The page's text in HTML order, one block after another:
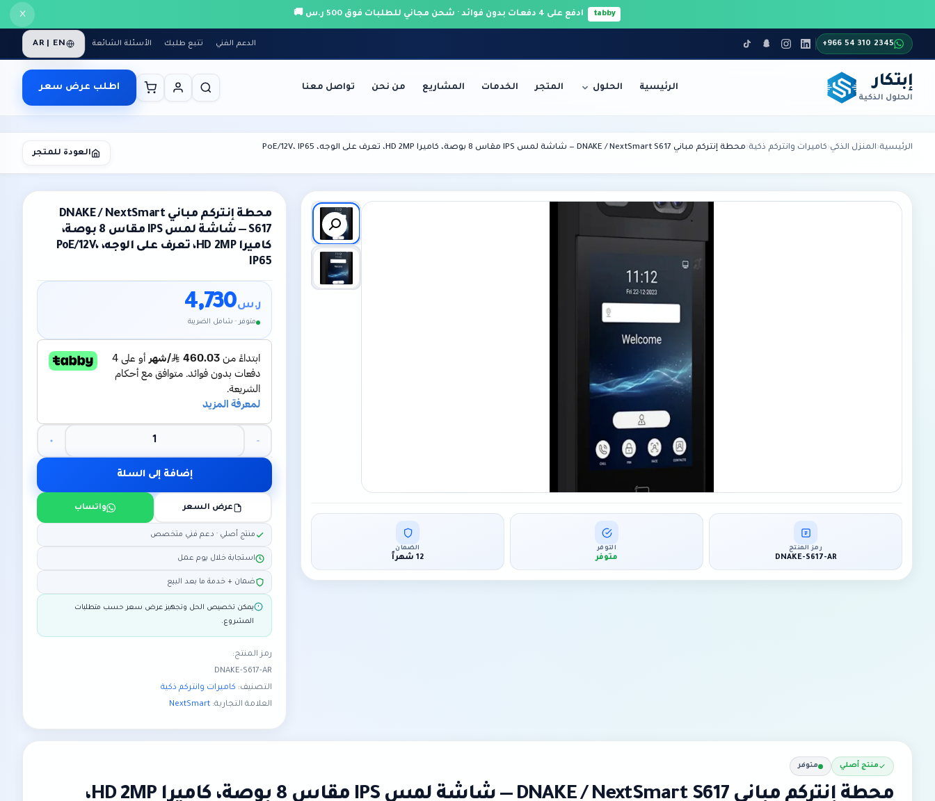
tabby ادفع على 4 دفعات بدون فوائد · شحن مجاني للطلبات فوق 500 ر.س 🚚 ×
+966 54 310 2345 الدعم الفني تتبع طلبك الأسئلة الشائعة AR | EN
إبتكار
الحلول الذكية
الرئيسية الحلول المتجر الخدمات المشاريع من نحن تواصل معنا اطلب عرض سعر
الرئيسية›المنزل الذكي›كاميرات وانتركم ذكية›محطة إنتركم مباني DNAKE / NextSmart S617 — شاشة لمس IPS مقاس 8 بوصة، كاميرا HD 2MP، تعرف على الوجه، PoE/12V، IP65
العودة للمتجر
رمز المنتج
DNAKE-S617-AR
التوفر
متوفر
الضمان
12 شهراً
محطة إنتركم مباني DNAKE / NextSmart
S617 — شاشة لمس IPS مقاس 8 بوصة،
كاميرا HD 2MP، تعرف على الوجه، PoE/12V،
IP65
ر.س4,730
متوفر · شامل الضريبة
إضافة إلى السلة
عرض السعر واتساب
منتج أصلي · دعم فني متخصص
استجابة خلال يوم عمل
ضمان + خدمة ما بعد البيع
يمكن تخصيص الحل وتجهيز عرض سعر حسب متطلبات
المشروع.
رمز المنتج:
DNAKE-S617-AR
التصنيف: كاميرات وانتركم ذكية
العلامة التجارية: NextSmart
منتج أصلي متوفر
محطة إنتركم مباني DNAKE / NextSmart S617 — شاشة لمس IPS مقاس 8 بوصة، كاميرا HD 2MP،